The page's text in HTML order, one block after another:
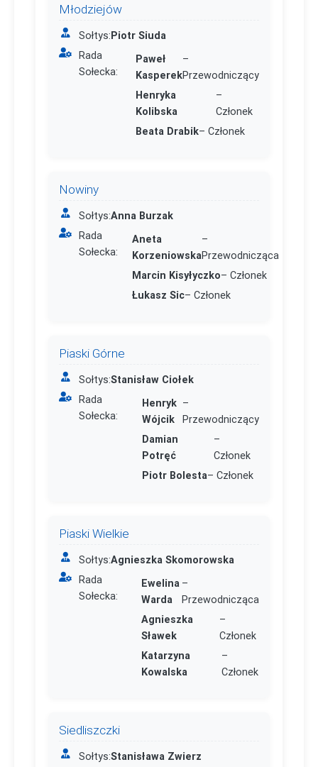
Młodziejów
Sołtys:Piotr Siuda
Rada
Sołecka:
Paweł
Kasperek
–
Przewodniczący
Henryka
Kolibska
–
Członek
Beata Drabik– Członek
Nowiny
Sołtys:Anna Burzak
Rada
Sołecka:
Aneta
Korzeniowska
–
Przewodnicząca
Marcin Kisyłyczko– Członek
Łukasz Sic– Członek
Piaski Górne
Sołtys:Stanisław Ciołek
Rada
Sołecka:
Henryk
Wójcik
–
Przewodniczący
Damian
Potręć
–
Członek
Piotr Bolesta– Członek
Piaski Wielkie
Sołtys:Agnieszka Skomorowska
Rada
Sołecka:
Ewelina
Warda
–
Przewodnicząca
Agnieszka
Sławek
–
Członek
Katarzyna
Kowalska
–
Członek
Siedliszczki
Sołtys:Stanisława Zwierz